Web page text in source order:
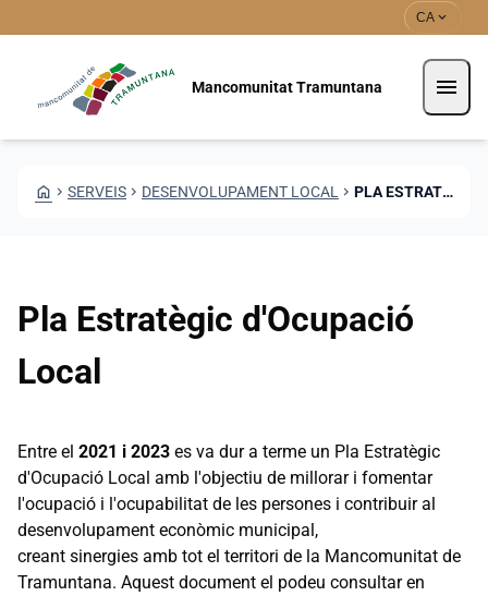
CA expand_more
Mancomunitat Tramuntana menu
HOME CHEVRON_RIGHT SERVEIS CHEVRON_RIGHT DESENVOLUPAMENT LOCAL CHEVRON_RIGHT PLA ESTRATÈGIC D'OCUPACIÓ LOCAL
Pla Estratègic d'Ocupació
Local
Entre el 2021 i 2023 es va dur a terme un Pla Estratègic
d'Ocupació Local amb l'objectiu de millorar i fomentar
l'ocupació i l'ocupabilitat de les persones i contribuir al
desenvolupament econòmic municipal,
creant sinergies amb tot el territori de la Mancomunitat de
Tramuntana. Aquest document el podeu consultar en